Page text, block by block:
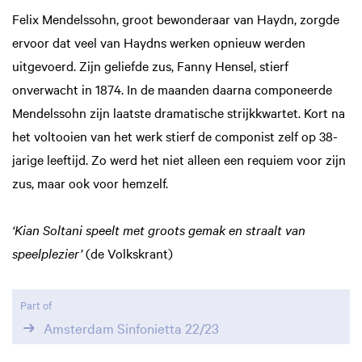
Felix Mendelssohn, groot bewonderaar van Haydn, zorgde
ervoor dat veel van Haydns werken opnieuw werden
uitgevoerd. Zijn geliefde zus, Fanny Hensel, stierf
onverwacht in 1874. In de maanden daarna componeerde
Mendelssohn zijn laatste dramatische strijkkwartet. Kort na
het voltooien van het werk stierf de componist zelf op 38-
jarige leeftijd. Zo werd het niet alleen een requiem voor zijn
zus, maar ook voor hemzelf.
‘Kian Soltani speelt met groots gemak en straalt van
speelplezier’(de Volkskrant)
Part of
Amsterdam Sinfonietta 22/23